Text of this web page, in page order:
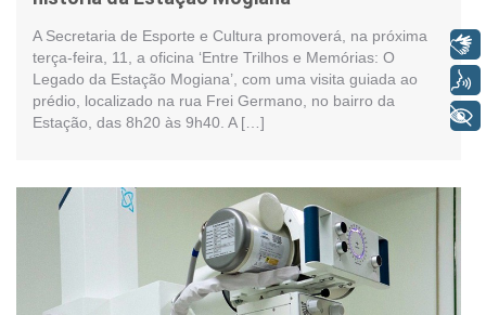
A Secretaria de Esporte e Cultura promoverá, na próxima
terça-feira, 11, a oficina ‘Entre Trilhos e Memórias: O
Legado da Estação Mogiana’, com uma visita guiada ao
prédio, localizado na rua Frei Germano, no bairro da
Estação, das 8h20 às 9h40. A […]
Libras
Voz
+ Acessibilidade